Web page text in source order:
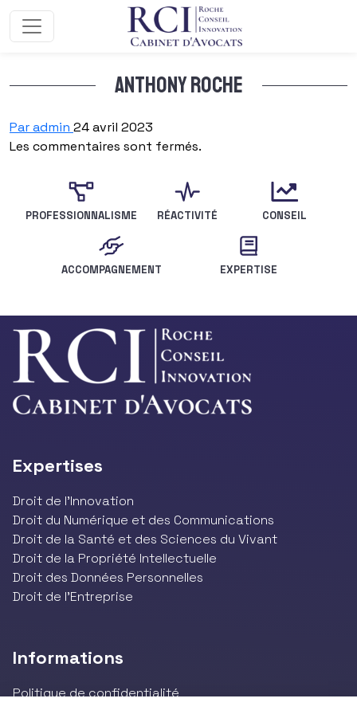
Aller au contenu
Anthony Roche
Par admin 24 avril 2023
Les commentaires sont fermés.
PROFESSIONNALISME RÉACTIVITÉ CONSEIL
ACCOMPAGNEMENT EXPERTISE
Expertises
Droit de l’Innovation
Droit du Numérique et des Communications
Droit de la Santé et des Sciences du Vivant
Droit de la Propriété Intellectuelle
Droit des Données Personnelles
Droit de l'Entreprise
Informations
Politique de confidentialité